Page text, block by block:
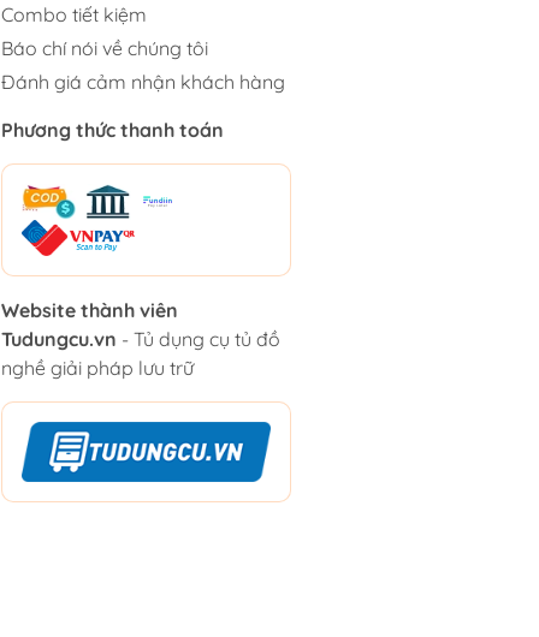
Combo tiết kiệm
Báo chí nói về chúng tôi
Đánh giá cảm nhận khách hàng
Phương thức thanh toán
Website thành viên
Tudungcu.vn - Tủ dụng cụ tủ đồ
nghề giải pháp lưu trữ